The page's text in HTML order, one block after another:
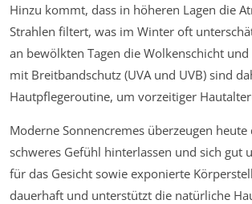
Hinzu kommt, dass in höheren Lagen die
Strahlen filtert, was im Winter oft
an bewölkten Tagen die Wolkenschicht
mit Breitbandschutz (UVA und UVB) sind
Hautpflegeroutine, um vorzeitiger
Moderne Sonnencremes überzeugen
schweres Gefühl hinterlassen und sich gut
für das Gesicht sowie exponierte
dauerhaft und unterstützt die natürliche